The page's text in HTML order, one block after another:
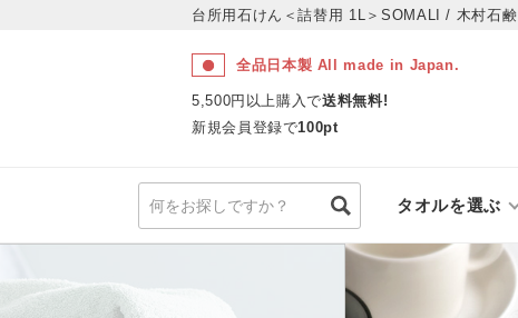
台所用石けん＜詰替用 1L＞SOMALI / 木村石鹸
全品日本製 All made in Japan.
5,500円以上購入で送料無料!
新規会員登録で100pt
タオルを選ぶ